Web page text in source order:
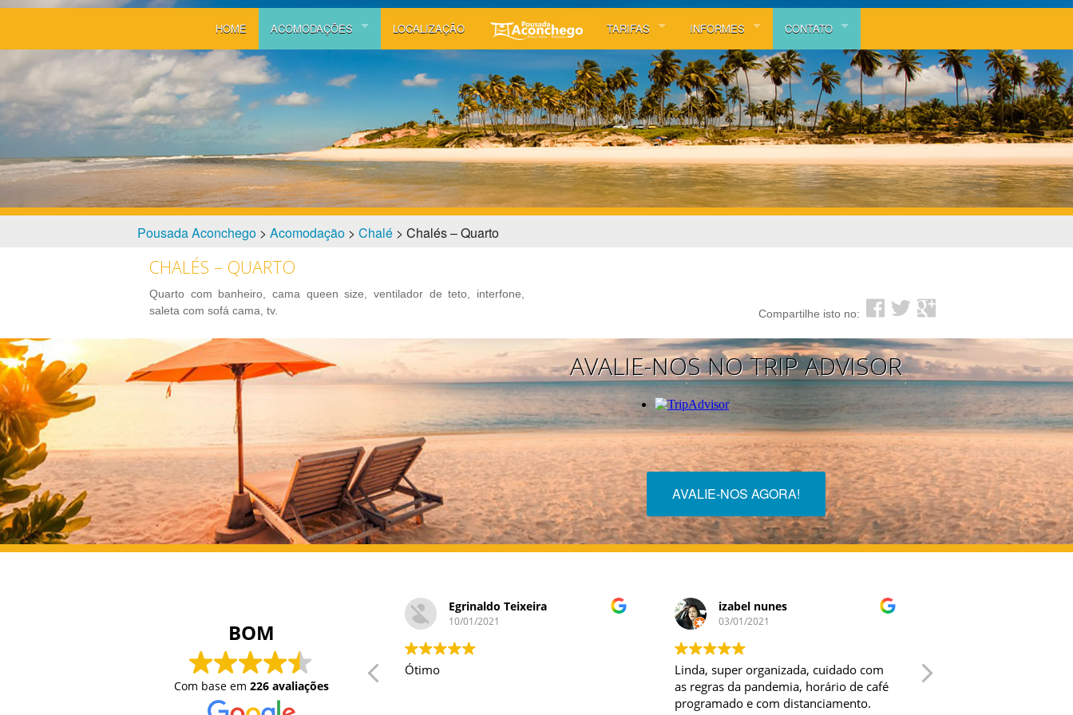
HOME ACOMODAÇÕES
O que oferecemos
Suítes
Bar e Restaurante
Jardim e Piscinas
LOCALIZAÇÃO TARIFAS
Nossas Tarifas
Regulamento
Disponibilidade de Reserva
Avaliação TripAdvisor
INFORMES
Blog
Galeria
Eventos
Notícias
CONTATO
Via E-mail
Via Whatsapp
55 83 9.9992.3879
Pousada Aconchego > Acomodação > Chalé > Chalés – Quarto
CHALÉS – QUARTO
Quarto com banheiro, cama queen size, ventilador de teto, interfone,
saleta com sofá cama, tv.
Compartilhe isto no:
AVALIE-NOS NO TRIP ADVISOR
AVALIE-NOS AGORA!
BOM
Com base em 226 avaliações
Lugal realmente aconchegante, bem
perto das praias. Café da manhã Bom,
quartos bons.
Egrinaldo Teixeira
10/01/2021
Ótimo
izabel nunes
03/01/2021
Linda, super organizada, cuidado com
as regras da pandemia, horário de café
programado e com distanciamento.